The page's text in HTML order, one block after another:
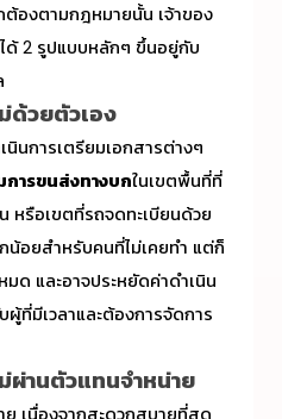
ต้องตามกฎหมายนั้น เจ้าของ
ด้ 2 รูปแบบหลักๆ ขึ้นอยู่กับ
ด้วยตัวเอง
นินการเตรียมเอกสารต่างๆ
การขนส่งทางบกในเขตพื้นที่ที่
หรือเขตที่รถจดทะเบียนด้วย
น้อยสำหรับคนที่ไม่เคยทำ แต่ก็
มด และอาจประหยัดค่าดำเนิน
ผู้ที่มีเวลาและต้องการจัดการ
ผ่านตัวแทนจำหน่าย
เนื่องจากสะดวกสบายที่สุด